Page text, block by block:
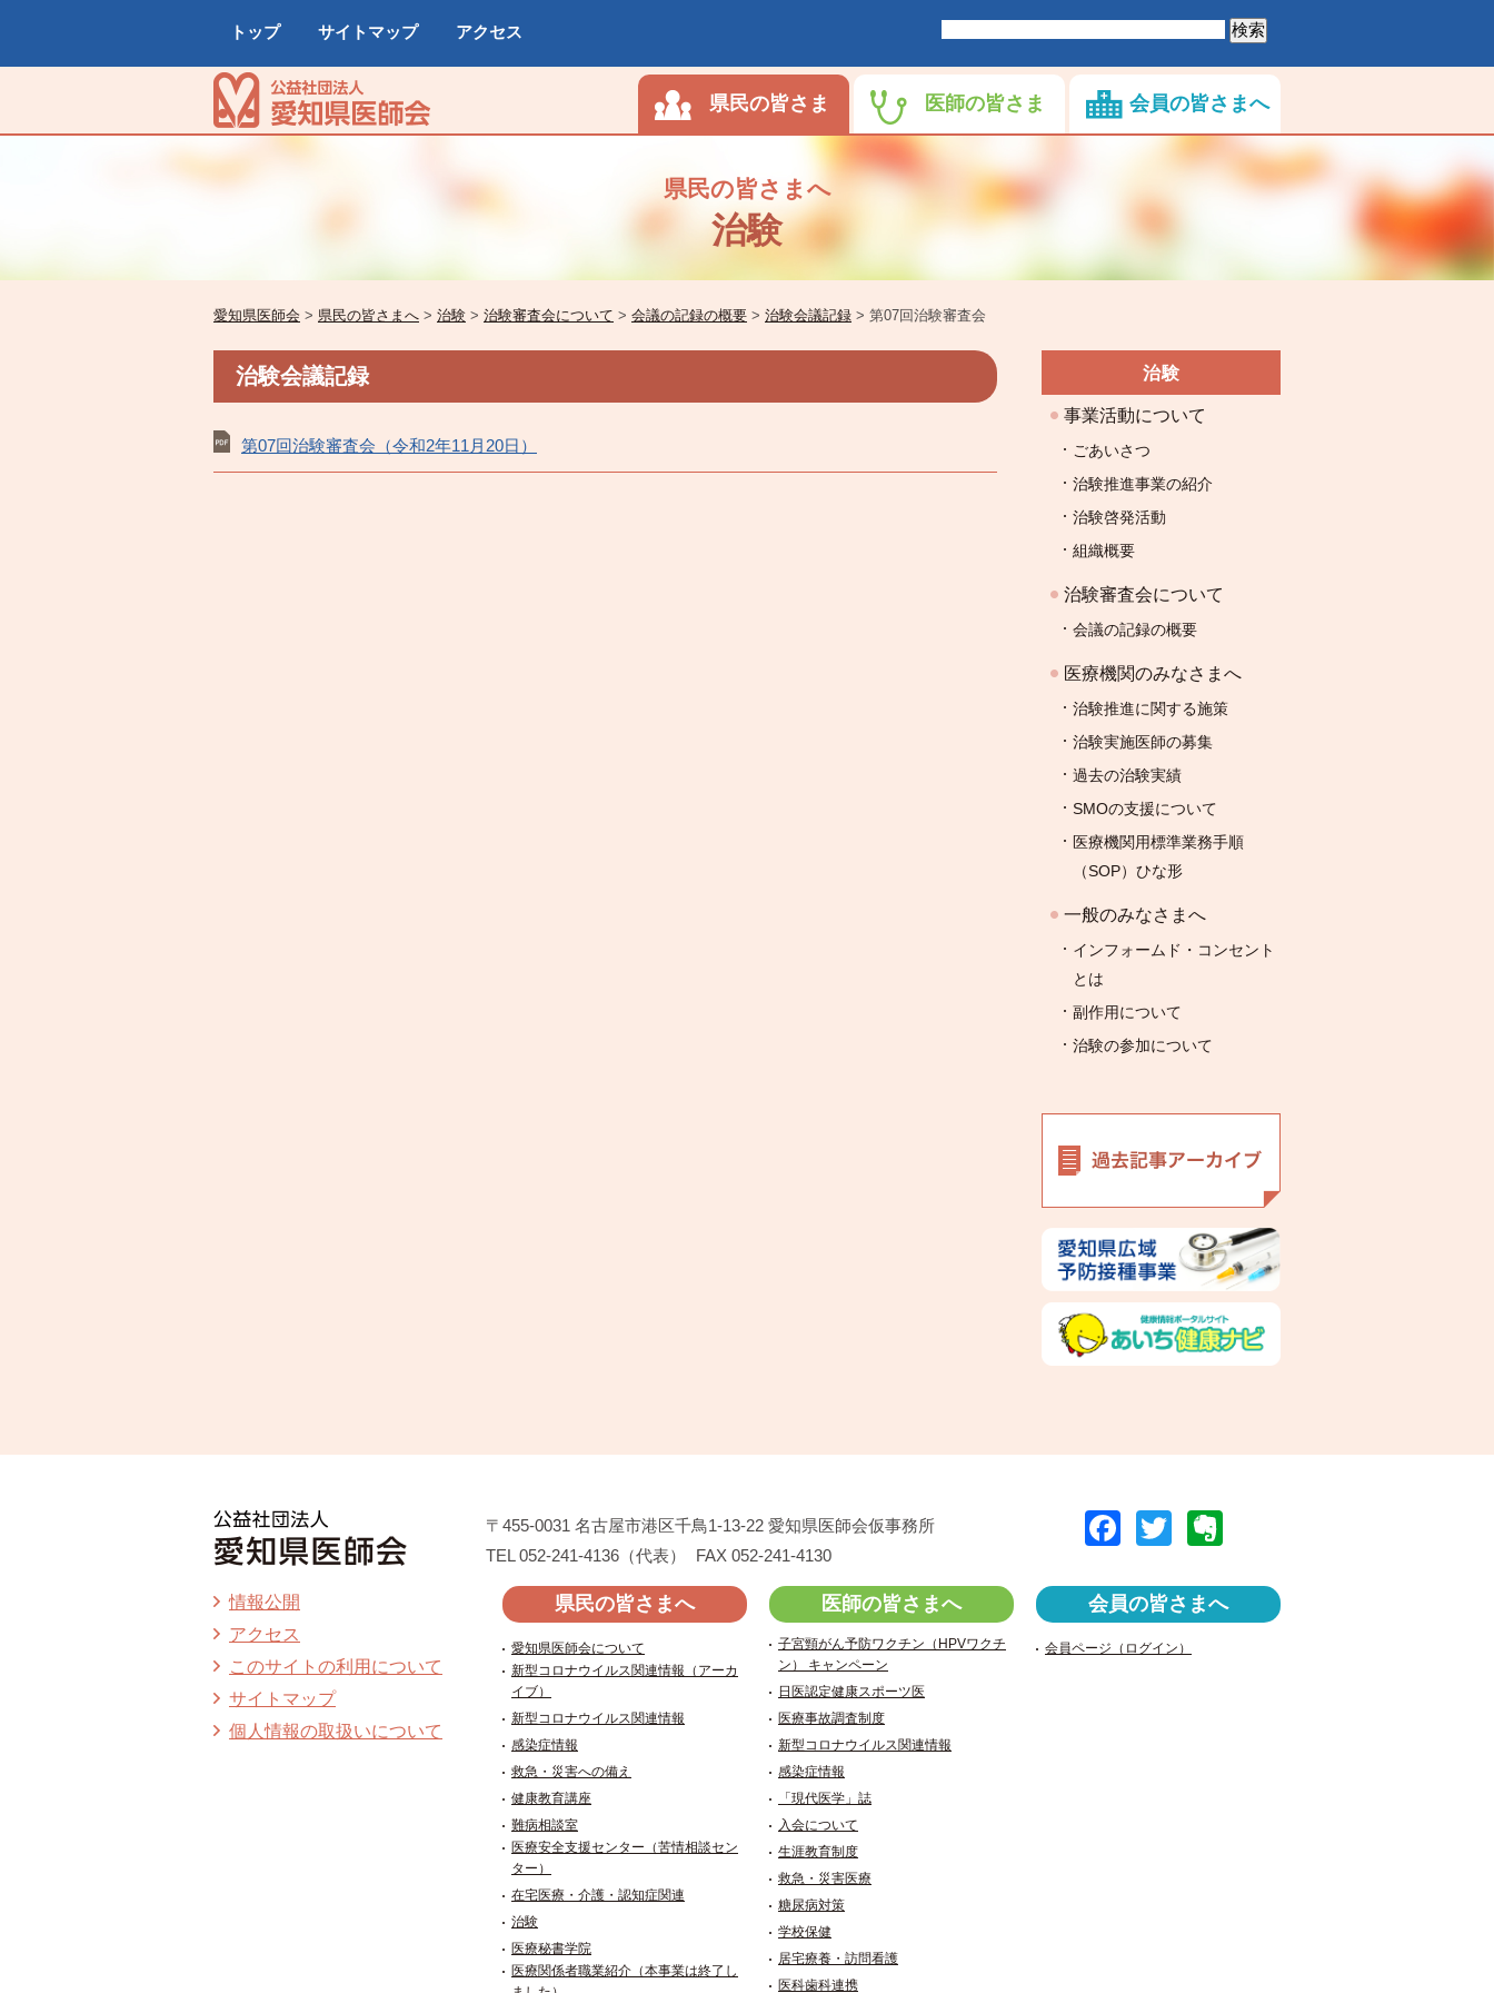
トップ サイトマップ アクセス
県民の皆さま 医師の皆さま 会員の皆さまへ
県民の皆さまへ
治験
愛知県医師会 > 県民の皆さまへ > 治験 > 治験審査会について > 会議の記録の概要 > 治験会議記録 > 第07回治験審査会
治験会議記録
第07回治験審査会（令和2年11月20日）
治験
事業活動について
ごあいさつ
治験推進事業の紹介
治験啓発活動
組織概要
治験審査会について
会議の記録の概要
医療機関のみなさまへ
治験推進に関する施策
治験実施医師の募集
過去の治験実績
SMOの支援について
医療機関用標準業務手順
（SOP）ひな形
一般のみなさまへ
インフォームド・コンセント
とは
副作用について
治験の参加について
F
c
e
T
tt
er
er
n
〒455-0031 名古屋市港区千鳥1-13-22 愛知県医師会仮事務所
TEL 052-241-4136（代表）
FAX 052-241-4130
情報公開
アクセス
このサイトの利用について
サイトマップ
個人情報の取扱いについて
県民の皆さまへ
愛知県医師会について
新型コロナウイルス関連情報（アーカ
イブ）
新型コロナウイルス関連情報
感染症情報
救急・災害への備え
健康教育講座
難病相談室
医療安全支援センター（苦情相談セン
ター）
在宅医療・介護・認知症関連
治験
医療秘書学院
医療関係者職業紹介（本事業は終了し
医師の皆さまへ
子宮頸がん予防ワクチン（HPVワクチ
ン） キャンペーン
日医認定健康スポーツ医
医療事故調査制度
新型コロナウイルス関連情報
感染症情報
「現代医学」誌
入会について
生涯教育制度
救急・災害医療
糖尿病対策
学校保健
居宅療養・訪問看護
医科歯科連携
会員の皆さまへ
会員ページ（ログイン）